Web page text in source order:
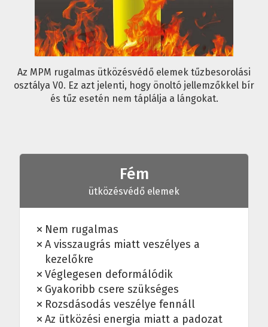
Az MPM rugalmas ütközésvédő elemek tűzbesorolási
osztálya V0. Ez azt jelenti, hogy önoltó jellemzőkkel bír
és tűz esetén nem táplálja a lángokat.
Fém
ütközésvédő elemek
Nem rugalmas
A visszaugrás miatt veszélyes a
kezelőkre
Véglegesen deformálódik
Gyakoribb csere szükséges
Rozsdásodás veszélye fennáll
Az ütközési energia miatt a padozat